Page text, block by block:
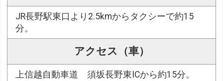
JR長野駅東口より2.5kmからタクシーで約15
分。
アクセス（車）
上信越自動車道 須坂長野東ICから約15分。